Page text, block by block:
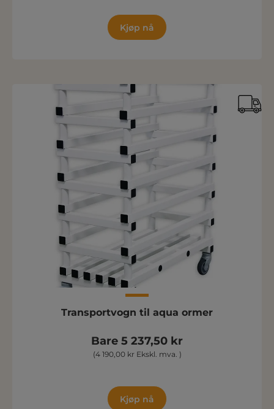
Kjøp nå
Transportvogn til aqua ormer
Bare 5 237,50 kr
(4 190,00 kr Ekskl. mva. )
Kjøp nå